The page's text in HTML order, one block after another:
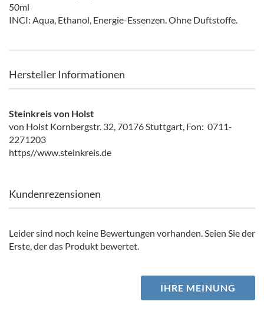
50ml
INCI: Aqua, Ethanol, Energie-Essenzen. Ohne Duftstoffe.
Hersteller Informationen
Steinkreis von Holst
von Holst Kornbergstr. 32, 70176 Stuttgart, Fon: 0711-
2271203
https//www.steinkreis.de
Kundenrezensionen
Leider sind noch keine Bewertungen vorhanden. Seien Sie der
Erste, der das Produkt bewertet.
IHRE MEINUNG